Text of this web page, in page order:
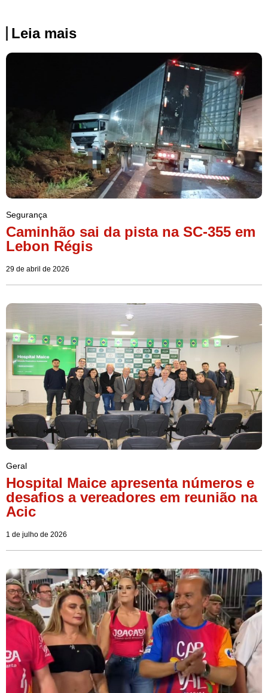
Leia mais
Segurança
Caminhão sai da pista na SC-355 em
Lebon Régis
29 de abril de 2026
Geral
Hospital Maice apresenta números e
desafios a vereadores em reunião na
Acic
1 de julho de 2026